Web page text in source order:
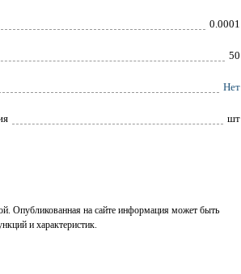
0.0001
50
Нет
шт
Опубликованная на сайте информация может быть
и характеристик.